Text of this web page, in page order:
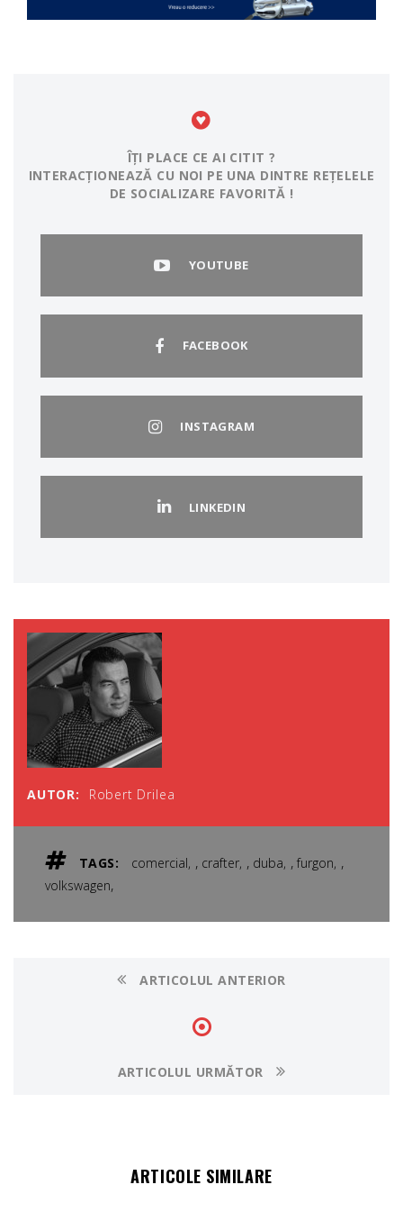
ÎȚI PLACE CE AI CITIT ?
INTERACȚIONEAZĂ CU NOI PE UNA DINTRE REȚELELE
DE SOCIALIZARE FAVORITĂ !
YOUTUBE
FACEBOOK
INSTAGRAM
LINKEDIN
AUTOR: Robert Drilea
TAGS: comercial , crafter , duba ,furgon ,
volkswagen,
ARTICOLUL ANTERIOR
ARTICOLUL URMĂTOR
ARTICOLE SIMILARE